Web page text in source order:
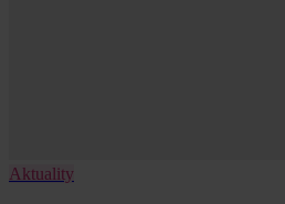
Aktuality